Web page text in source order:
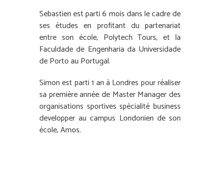
Sebastien est parti 6 mois dans le cadre de
ses études en profitant du partenariat
entre son école, Polytech Tours, et la
Faculdade de Engenharia da Universidade
de Porto au Portugal.
Simon est parti 1 an à Londres pour réaliser
sa première année de Master Manager des
organisations sportives spécialité business
developper au campus Londonien de son
école, Amos.